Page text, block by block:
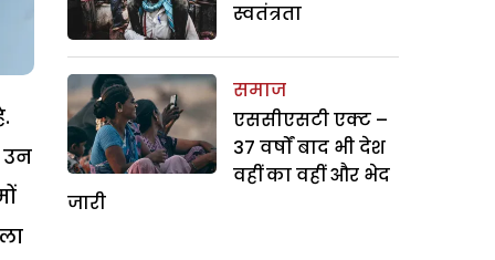
उन
स्वतंत्रता
समाज
एससीएसटी एक्ट –
37 वर्षों बाद भी देश
वहीं का वहीं और भेद
जारी